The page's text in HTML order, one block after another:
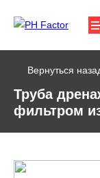
Вернуться
Труба
фильтром